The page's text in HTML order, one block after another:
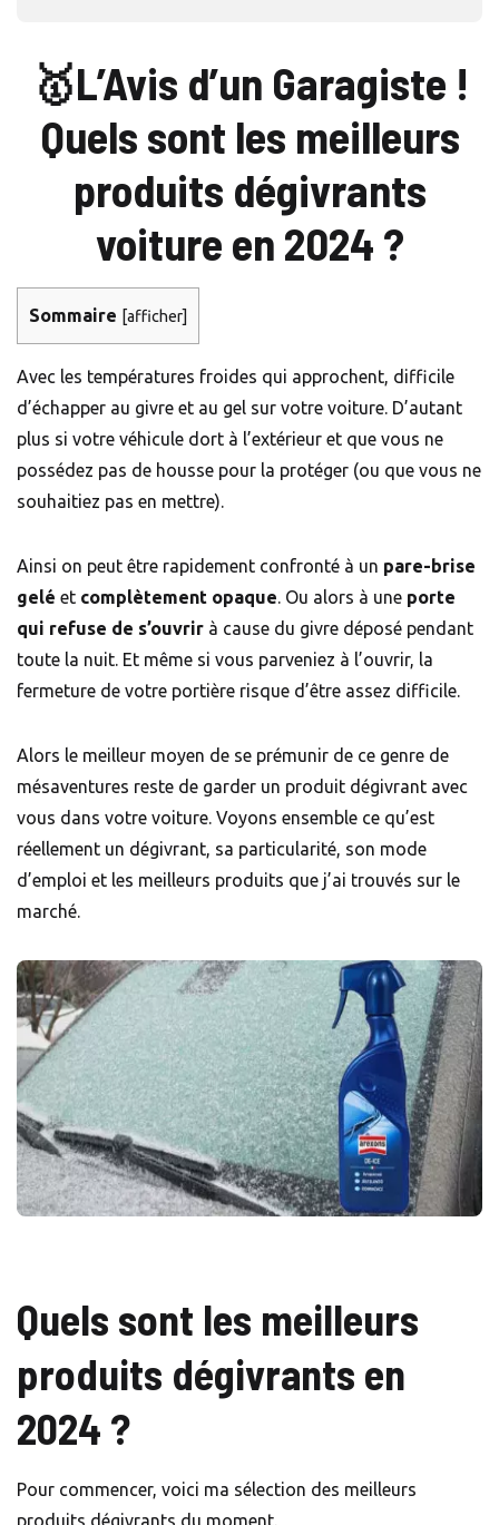
🥇L’Avis d’un Garagiste !
Quels sont les meilleurs
produits dégivrants
voiture en 2024 ?
Sommaire [afficher]
Avec les températures froides qui approchent, difficile
d’échapper au givre et au gel sur votre voiture. D’autant
plus si votre véhicule dort à l’extérieur et que vous ne
possédez pas de housse pour la protéger (ou que vous ne
souhaitiez pas en mettre).
Ainsi on peut être rapidement confronté à un pare-brise
gelé et complètement opaque. Ou alors à une porte
qui refuse de s’ouvrir à cause du givre déposé pendant
toute la nuit. Et même si vous parveniez à l’ouvrir, la
fermeture de votre portière risque d’être assez difficile.
Alors le meilleur moyen de se prémunir de ce genre de
mésaventures reste de garder un produit dégivrant avec
vous dans votre voiture. Voyons ensemble ce qu’est
réellement un dégivrant, sa particularité, son mode
d’emploi et les meilleurs produits que j’ai trouvés sur le
marché.
Quels sont les meilleurs
produits dégivrants en
2024 ?
Pour commencer, voici ma sélection des meilleurs